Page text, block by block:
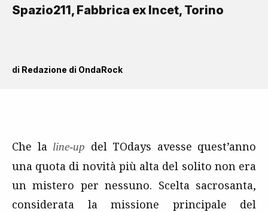
Spazio211, Fabbrica ex Incet, Torino
di Redazione di OndaRock
Che la line-up del TOdays avesse quest’anno
una quota di novità più alta del solito non era
un mistero per nessuno. Scelta sacrosanta,
considerata la missione principale del